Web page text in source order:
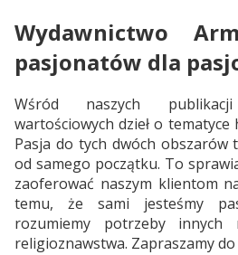
Wydawnictwo
pasjonatów dla
Wśród naszych
wartościowych dzieł o
Pasja do tych dwóch obszarów
od samego początku. To
zaoferować naszym klientom
temu, że sami jesteśmy
rozumiemy potrzeby innych
religioznawstwa. Zapraszamy